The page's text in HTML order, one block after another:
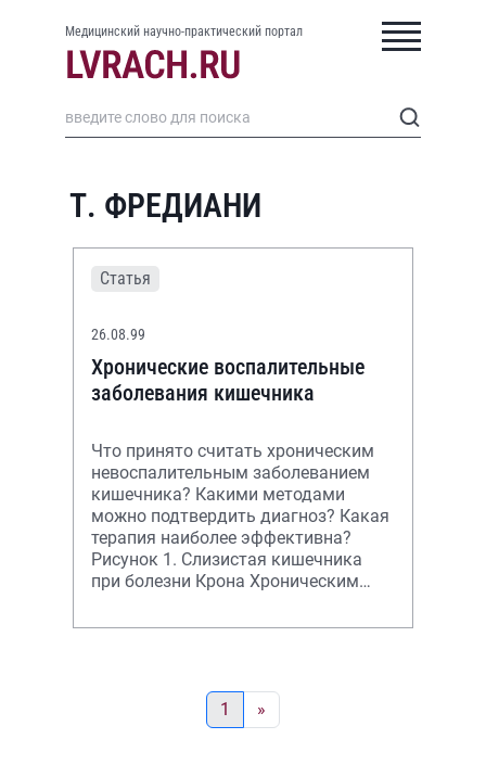
Медицинский научно-практический портал
Т. ФРЕДИАНИ
Статья
26.08.99
Хронические воспалительные
заболевания кишечника
Что принято считать хроническим
невоспалительным заболеванием
кишечника? Какими методами
можно подтвердить диагноз? Какая
терапия наиболее эффективна?
Рисунок 1. Слизистая кишечника
при болезни Крона Хроническим
1 »